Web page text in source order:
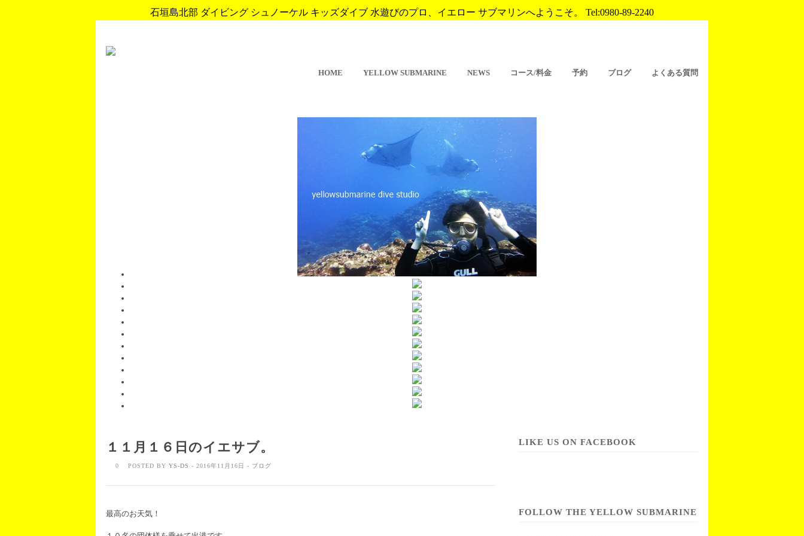
石垣島北部 ダイビング シュノーケル キッズダイブ 水遊びのプロ、イエロー サブマリンへようこそ。 Tel:0980-89-2240
HOME YELLOW SUBMARINE NEWS コース/料金 予約 ブログ よくある質問
１１月１６日のイエサブ。
0 POSTED BY YS-DS - 2016年11月16日 - ブログ
最高のお天気！
LIKE US ON FACEBOOK
FOLLOW THE YELLOW SUBMARINE